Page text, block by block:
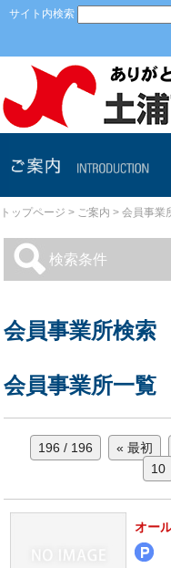
本文へ
サイト内検索
ご案内
トップページ > ご案内 > 会員事業
検索条件
会員事業所検索
会員事業所一覧
196 / 196 « 最初
10
オー